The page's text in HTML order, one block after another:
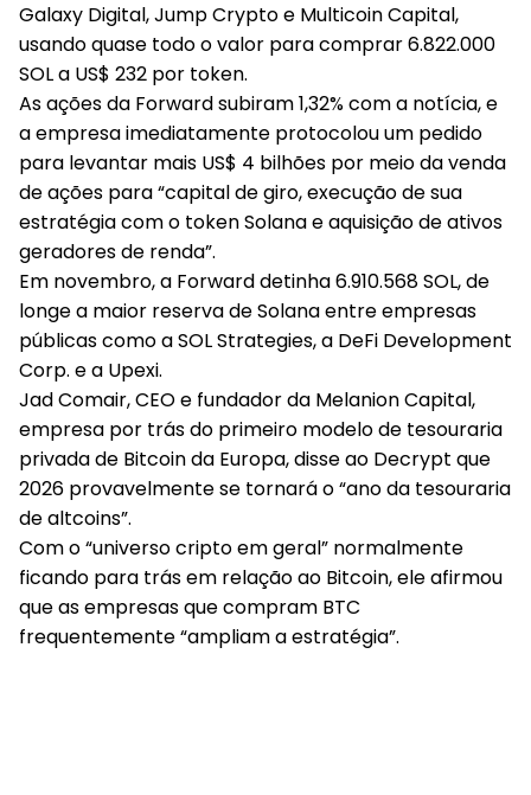
Galaxy Digital, Jump Crypto e Multicoin Capital,
usando quase todo o valor para comprar 6.822.000
SOL a US$ 232 por token.
As ações da Forward subiram 1,32% com a notícia, e
a empresa imediatamente protocolou um pedido
para levantar mais US$ 4 bilhões por meio da venda
de ações para “capital de giro, execução de sua
estratégia com o token Solana e aquisição de ativos
geradores de renda”.
Em novembro, a Forward detinha 6.910.568 SOL, de
longe a maior reserva de Solana entre empresas
públicas como a SOL Strategies, a DeFi Development
Corp. e a Upexi.
Jad Comair, CEO e fundador da Melanion Capital,
empresa por trás do primeiro modelo de tesouraria
privada de Bitcoin da Europa, disse ao Decrypt que
2026 provavelmente se tornará o “ano da tesouraria
de altcoins”.
Com o “universo cripto em geral” normalmente
ficando para trás em relação ao Bitcoin, ele afirmou
que as empresas que compram BTC
frequentemente “ampliam a estratégia”.